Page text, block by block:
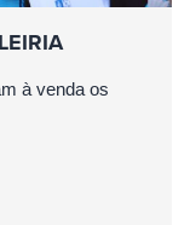
à venda os